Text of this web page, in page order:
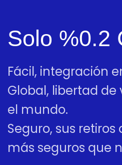
Solo %0.2
Fácil, integración
Global, libertad
el mundo.
Seguro, sus retiros
más seguros que